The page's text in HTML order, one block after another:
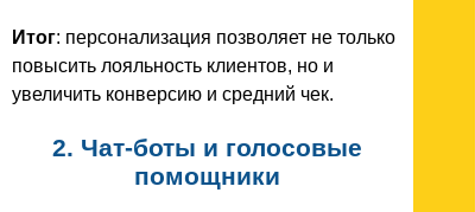
Итог: персонализация позволяет не только
повысить лояльность клиентов, но и
увеличить конверсию и средний чек.
2. Чат-боты и голосовые
помощники